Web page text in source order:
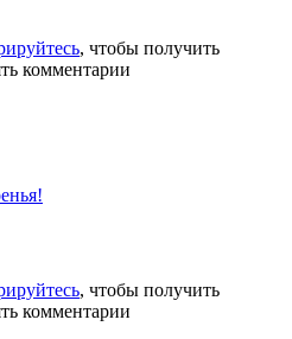
, чтобы получить
комментарии
, чтобы получить
комментарии